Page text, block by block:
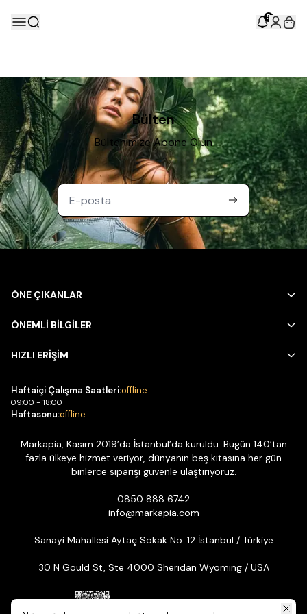
5
Bülten
Bültenimize Abone Olun
ÖNE ÇIKANLAR
ÖNEMLİ BİLGİLER
HIZLI ERİŞİM
Haftaiçi Çalışma Saatleri:offline
09:00 - 18:00
Haftasonu:offline
Markapia, Kasım 2019’da İstanbul’da kuruldu. Bugün 140’tan
fazla ülkeye hizmet veriyor, dünyanın beş kıtasına her gün
binlerce siparişi güvenle ulaştırıyoruz.
0850 888 6742
info@markapia.com
Sanayi Mahallesi Aytaç Sokak No: 12 İstanbul / Türkiye
30 N Gould St, Ste 4000 Sheridan Wyoming / USA